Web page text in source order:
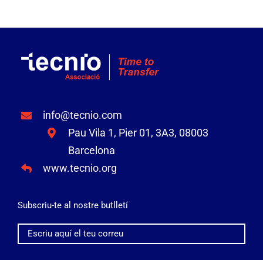
info@tecnio.com
Pau Vila 1, Pier 01, 3A3, 08003
Barcelona
www.tecnio.org
Subscriu-te al nostre butlletí